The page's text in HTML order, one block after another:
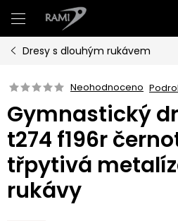
na
obsah
Dresy s dlouhým rukávem
Neohodnoceno
Gymnastický
t274 f196r
třpytivá
rukávy